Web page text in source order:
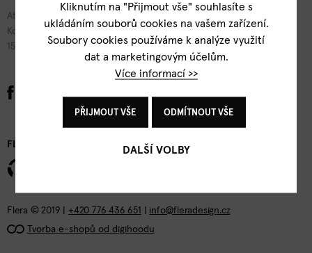
Atelier Flera
Kotevní 1277/2
150 00 Praha 5
FLERA DESIGN
Flera © 2019 | +420 776 436 651
info@fleradesign.cz
Tvorba e-shopů od digihoodu
Kliknutím na "Přijmout vše" souhlasíte s
ukládáním souborů cookies na vašem zařízení.
Soubory cookies používáme k analýze využití
dat a marketingovým účelům.
Více informací >>
PŘIJMOUT VŠE ODMÍTNOUT VŠE
DALŠÍ VOLBY